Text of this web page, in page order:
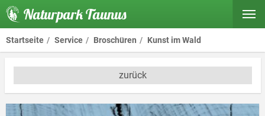
Naturpark Taunus
Startseite Service Broschüren Kunst im Wald
zurück